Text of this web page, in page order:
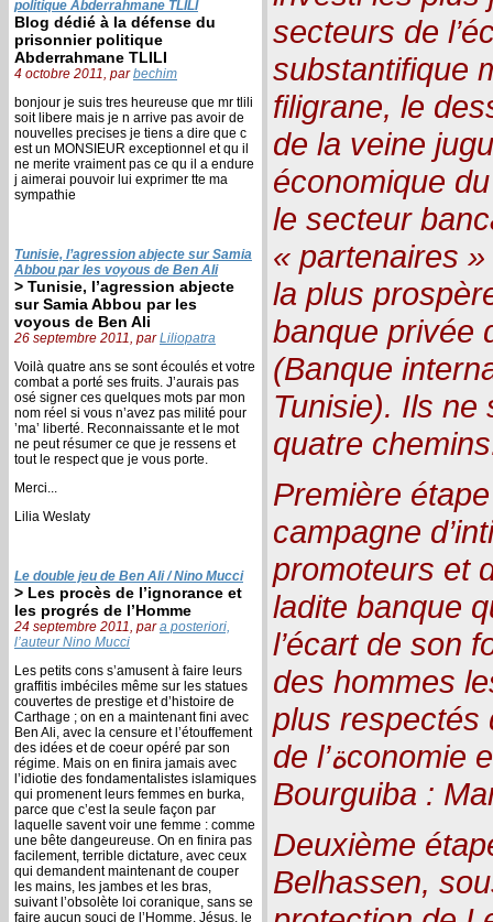
politique Abderrahmane TLILI
Blog dédié à la défense du
prisonnier politique
Abderrahmane TLILI
4 octobre 2011, parbechim
bonjour je suis tres heureuse que mr tlili
soit libere mais je n arrive pas avoir de
nouvelles precises je tiens a dire que c
est un MONSIEUR exceptionnel et qu il
ne merite vraiment pas ce qu il a endure
j aimerai pouvoir lui exprimer tte ma
sympathie
Tunisie, l’agression abjecte sur Samia
Abbou par les voyous de Ben Ali
> Tunisie, l’agression abjecte
sur Samia Abbou par les
voyous de Ben Ali
26 septembre 2011, parLiliopatra
Voilà quatre ans se sont écoulés et votre
combat a porté ses fruits. J’aurais pas
osé signer ces quelques mots par mon
nom réel si vous n’avez pas milité pour
’ma’ liberté. Reconnaissante et le mot
ne peut résumer ce que je ressens et
tout le respect que je vous porte.
Merci...
Lilia Weslaty
Le double jeu de Ben Ali / Nino Mucci
> Les procès de l’ignorance et
les progrés de l’Homme
24 septembre 2011, para posteriori,
l’auteur Nino Mucci
Les petits cons s’amusent à faire leurs
graffitis imbéciles même sur les statues
couvertes de prestige et d’histoire de
Carthage ; on en a maintenant fini avec
Ben Ali, avec la censure et l’étouffement
des idées et de coeur opéré par son
régime. Mais on en finira jamais avec
l’idiotie des fondamentalistes islamiques
qui promenent leurs femmes en burka,
parce que c’est la seule façon par
laquelle savent voir une femme : comme
une bête dangeureuse. On en finira pas
facilement, terrible dictature, avec ceux
qui demandent maintenant de couper
les mains, les jambes et les bras,
suivant l’obsolète loi coranique, sans se
faire aucun souci de l’Homme. Jésus, le
secteurs de
substantifique
filigrane, le
de la veine
économique
le secteur
« partenaires
la plus
banque privée
(Banque
Tunisie). Ils ne
quatre
Première
campagne
promoteurs et
ladite banque
l’écart de son
des hommes
plus respectés
de l’ةconomie et des Finances de
Bourguiba :
Deuxième
Belhassen,